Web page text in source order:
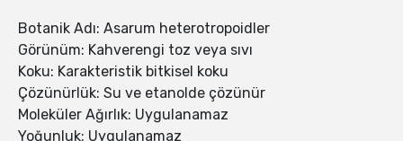
Botanik Adı: Asarum heterotropoidler
Görünüm: Kahverengi toz veya sıvı
Koku: Karakteristik bitkisel koku
Çözünürlük: Su ve etanolde çözünür
Moleküler Ağırlık: Uygulanamaz
Yoğunluk: Uygulanamaz